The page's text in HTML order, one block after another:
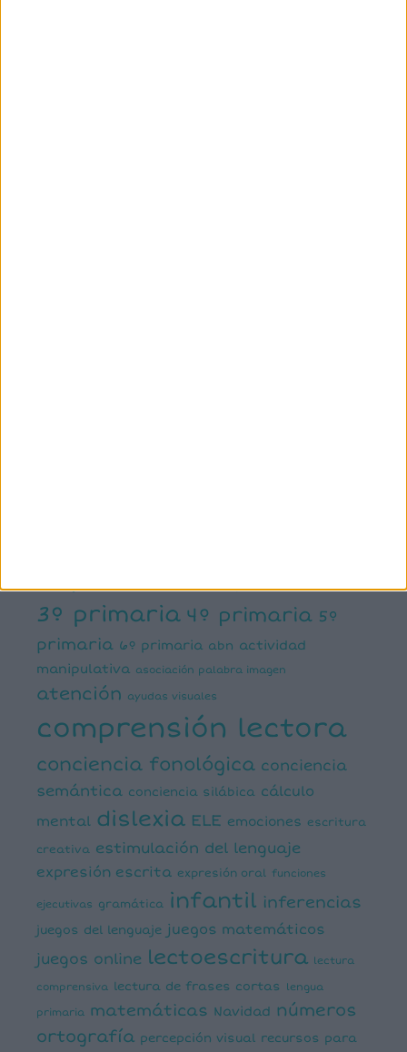
3º primaria 4º primaria 5º
primaria 6º primaria abn actividad
manipulativa asociación palabra imagen
atención ayudas visuales
comprensión lectora
conciencia fonológica conciencia
semántica conciencia silábica cálculo
mental dislexia ELE emociones escritura
creativa estimulación del lenguaje
expresión escrita expresión oral funciones
ejecutivas gramática infantil inferencias
juegos del lenguaje juegos matemáticos
juegos online lectoescritura lectura
comprensiva lectura de frases cortas lengua
primaria matemáticas Navidad números
ortografía percepción visual recursos para